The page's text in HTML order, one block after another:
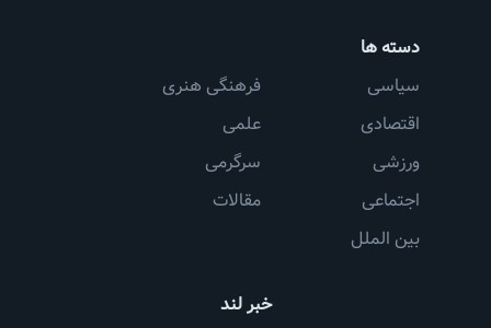
خبر لند
دسته ها
سیاسی
اقتصادی
ورزشی
اجتماعی
بین الملل
فرهنگی هنری
علمی
سرگرمی
مقالات